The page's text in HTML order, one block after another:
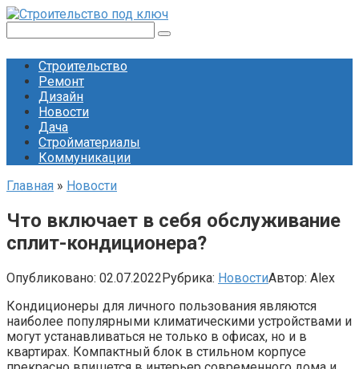
Перейти
контенту
Строительство
Ремонт
Дизайн
Новости
Дача
Стройматериалы
Коммуникации
Главная » Новости
Что включает в себя обслуживание
сплит-кондиционера?
Опубликовано: 02.07.2022Рубрика: НовостиАвтор: Alex
Кондиционеры для личного пользования являются
наиболее популярными климатическими устройствами и
могут устанавливаться не только в офисах, но и в
квартирах. Компактный блок в стильном корпусе